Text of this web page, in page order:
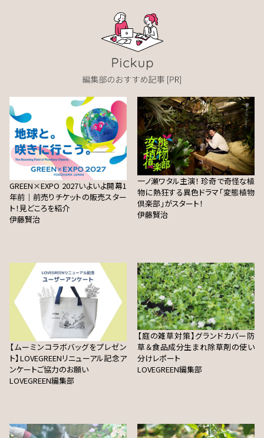
GREEN×EXPO 2027いよいよ開幕1
年前｜前売りチケットの販売スター
ト！見どころを紹介
伊藤賢治
一ノ瀬ワタル主演！ 珍奇で奇怪な植
物に熱狂する異色ドラマ「変態植物
倶楽部」がスタート！
伊藤賢治
【ムーミンコラボバッグをプレゼン
ト】LOVEGREENリニューアル記念ア
ンケートご協力のお願い
LOVEGREEN編集部
【庭の雑草対策】グランドカバー防
草＆食品成分生まれ除草剤の使い
分けレポート
LOVEGREEN編集部